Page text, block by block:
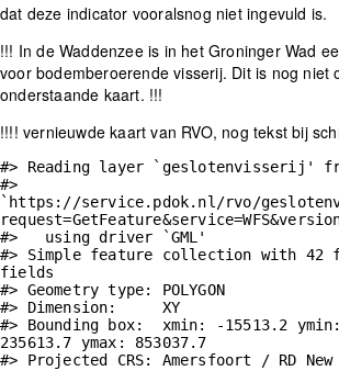
dat deze indicator vooralsnog niet ingevuld is.
!!! In de Waddenzee is in het Groninger Wad
voor bodemberoerende visserij. Dit is nog niet
onderstaande kaart. !!!
!!!! vernieuwde kaart van RVO, nog tekst bij
#> Reading layer `geslotenvisserij'
#>
`https://service.pdok.nl/rvo/
#>   using driver `GML'
#> Simple feature collection with 42
fields
#> Geometry type: POLYGON
#> Dimension:     XY
#> Bounding box:  xmin: -15513.2
235613.7 ymax: 853037.7
#> Projected CRS: Amersfoort / RD New